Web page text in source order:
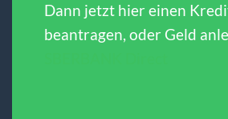
Dann jetzt hier einen
beantragen, oder Geld